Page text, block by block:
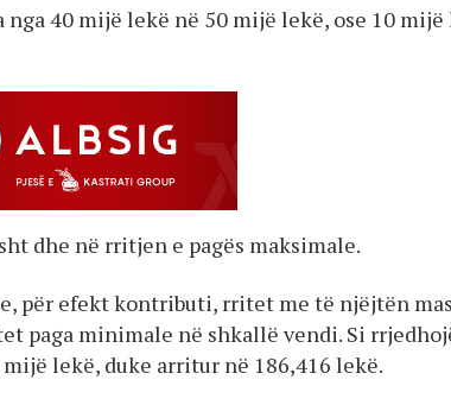
40 mijë lekë në 50 mijë lekë, ose 10 mijë
dhe në rritjen e pagës maksimale.
për efekt kontributi, rritet me të njëjtën
paga minimale në shkallë vendi. Si
lekë, duke arritur në 186,416 lekë.